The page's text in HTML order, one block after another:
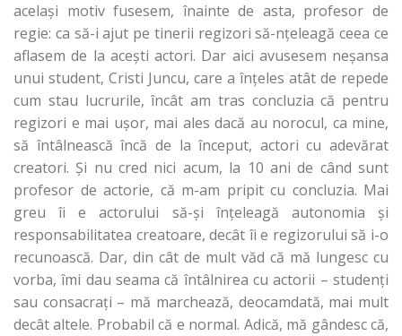
acelaşi motiv fusesem, înainte de asta, profesor de
regie: ca să-i ajut pe tinerii regizori să-nţeleagă ceea ce
aflasem de la aceşti actori. Dar aici avusesem neşansa
unui student, Cristi Juncu, care a înţeles atât de repede
cum stau lucrurile, încât am tras concluzia că pentru
regizori e mai uşor, mai ales dacă au norocul, ca mine,
să întâlnească încă de la început, actori cu adevărat
creatori. Şi nu cred nici acum, la 10 ani de când sunt
profesor de actorie, că m-am pripit cu concluzia. Mai
greu îi e actorului să-şi înţeleagă autonomia şi
responsabilitatea creatoare, decât îi e regizorului să i-o
recunoască. Dar, din cât de mult văd că mă lungesc cu
vorba, îmi dau seama că întâlnirea cu actorii – studenţi
sau consacraţi – mă marchează, deocamdată, mai mult
decât altele. Probabil că e normal. Adică, mă gândesc că,